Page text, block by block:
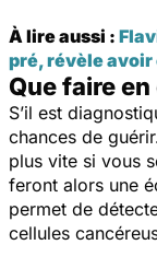
À lire aussi :
pré, révèle avoir
Que faire
S’il est
chances de
plus vite si vous
feront alors une
permet de
cellules